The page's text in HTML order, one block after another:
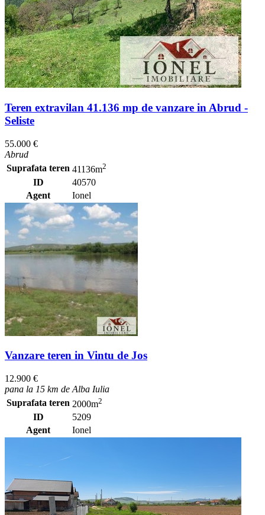
Teren extravilan 41.136 mp de vanzare in Abrud -
Seliste
55.000 €
Abrud
Suprafata teren 41136m2
ID
40570
Agent
Ionel
Vanzare teren in Vintu de Jos
12.900 €
pana la 15 km de Alba Iulia
Suprafata teren 2000m2
ID
5209
Agent
Ionel